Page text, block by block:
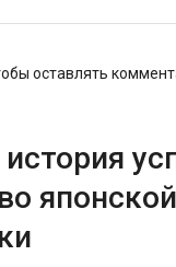
оставлять
японской